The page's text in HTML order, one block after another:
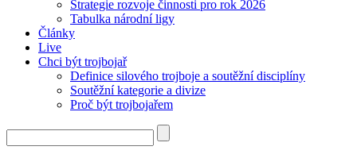
Strategie rozvoje činnosti pro rok 2026
Tabulka národní ligy
Články
Live
Chci být trojbojař
Definice silového trojboje a soutěžní disciplíny
Soutěžní kategorie a divize
Proč být trojbojařem